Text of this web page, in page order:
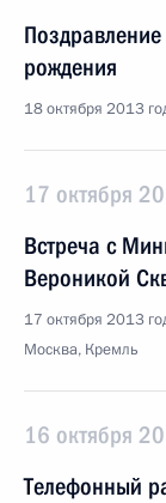
рождения
18 октября 2013
17 октября
Встреча с
Вероникой
17 октября 2013
Москва, Кремль
16 октября
Телефонный